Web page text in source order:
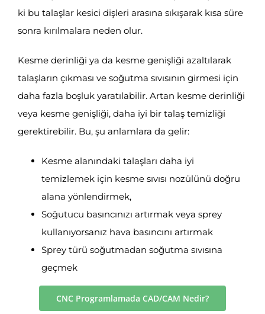
ki bu talaşlar kesici dişleri arasına sıkışarak kısa süre
sonra kırılmalara neden olur.
Kesme derinliği ya da kesme genişliği azaltılarak
talaşların çıkması ve soğutma sıvısının girmesi için
daha fazla boşluk yaratılabilir. Artan kesme derinliği
veya kesme genişliği, daha iyi bir talaş temizliği
gerektirebilir. Bu, şu anlamlara da gelir:
Kesme alanındaki talaşları daha iyi
temizlemek için kesme sıvısı nozülünü doğru
alana yönlendirmek,
Soğutucu basıncınızı artırmak veya sprey
kullanıyorsanız hava basıncını artırmak
Sprey türü soğutmadan soğutma sıvısına
geçmek
CNC Programlamada CAD/CAM Nedir?